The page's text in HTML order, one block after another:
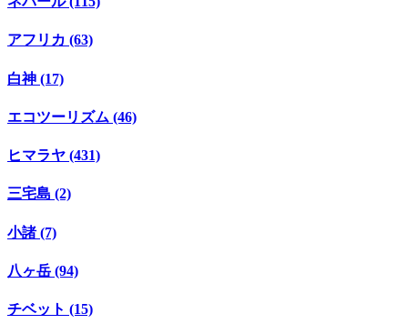
アフリカ (63)
白神 (17)
エコツーリズム (46)
ヒマラヤ (431)
三宅島 (2)
小諸 (7)
八ヶ岳 (94)
チベット (15)